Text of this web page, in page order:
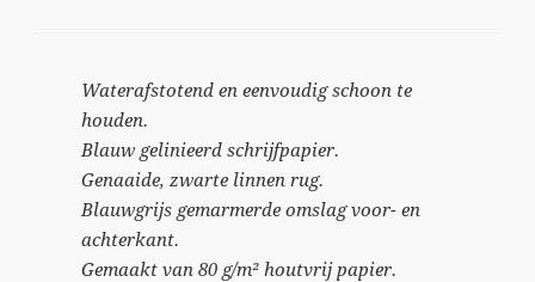
Waterafstotend en eenvoudig schoon te
houden.
Blauw gelinieerd schrijfpapier.
Genaaide, zwarte linnen rug.
Blauwgrijs gemarmerde omslag voor- en
achterkant.
Gemaakt van 80 g/m² houtvrij papier.